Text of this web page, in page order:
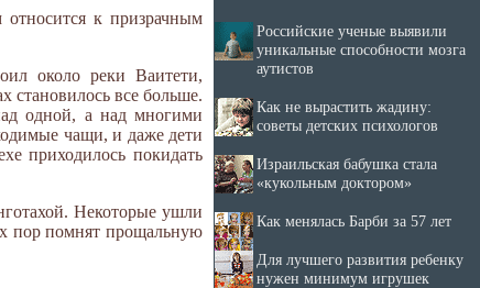
к призрачным
около реки Ваитети,
становилось все больше.
одной, а над многими
чащи, и даже дети
приходилось покидать
Некоторые ушли
пор помнят прощальную
Российские ученые выявили
уникальные способности мозга
аутистов
Как не вырастить жадину:
советы детских психологов
Израильская бабушка стала
«кукольным доктором»
Как менялась Барби за 57 лет
Для лучшего развития ребенку
нужен минимум игрушек